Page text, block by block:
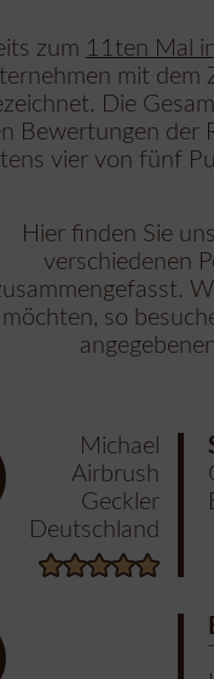
zum 11ten Mal
mit dem
Die
Bewertungen der
vier von fünf
Hier finden Sie
verschiedenen
möchten, so
Michael
Airbrush
Geckler
Deutschland